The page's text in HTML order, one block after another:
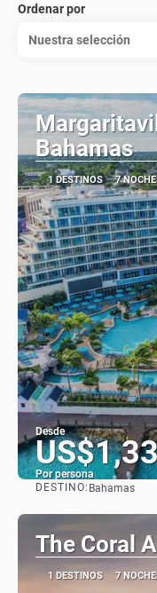
Ordenar por
Nuestra selección
Bahamas
1 DESTINOS 7
Desde
Por persona
DESTINO: Bahamas
The Coral
1 DESTINOS 7